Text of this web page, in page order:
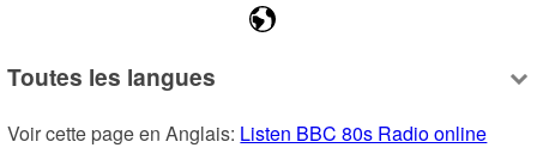
Toutes les langues
Voir cette page en Anglais: Listen BBC 80s Radio online